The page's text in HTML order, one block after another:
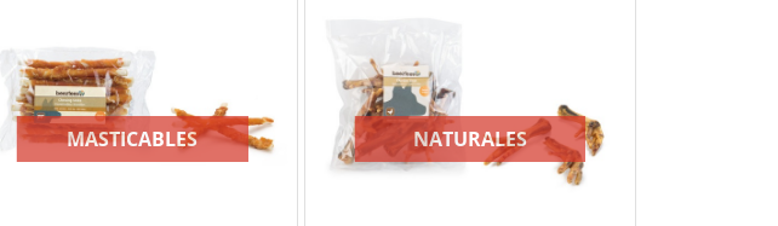
MASTICABLES NATURALES